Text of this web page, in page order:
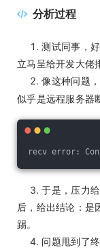
分析过程
1. 测试同事，好
立马呈给开发大佬
2. 像这种问题，
似乎是远程服务器
recv error:
3. 于是，压力给
后，给出结论：是
踢。
4. 问题甩到了终